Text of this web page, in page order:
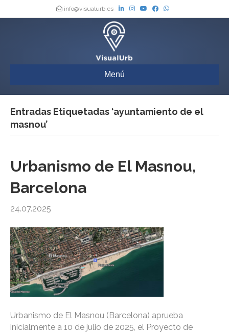
info@visualurb.es
Menú
Entradas Etiquetadas ‘ayuntamiento de el
masnou’
Urbanismo de El Masnou,
Barcelona
24.07.2025
Urbanismo de El Masnou (Barcelona) aprueba
inicialmente a 10 de julio de 2025, el Proyecto de